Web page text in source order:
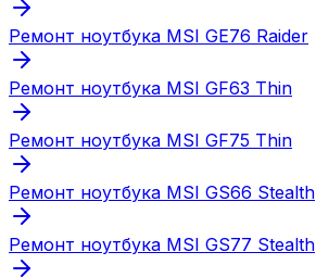
Ремонт ноутбука MSI GE76 Raider
Ремонт ноутбука MSI GF63 Thin
Ремонт ноутбука MSI GF75 Thin
Ремонт ноутбука MSI GS66 Stealth
Ремонт ноутбука MSI GS77 Stealth